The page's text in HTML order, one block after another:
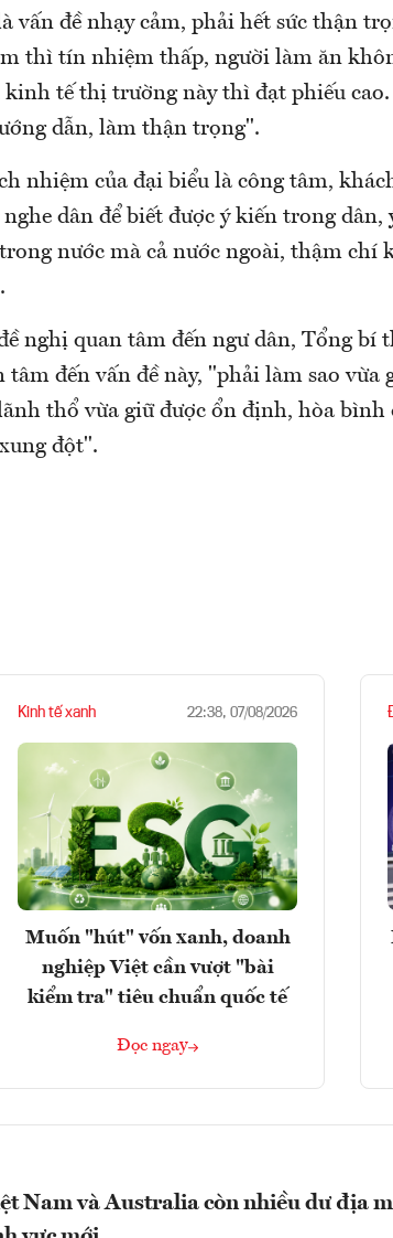
vấn đề nhạy cảm, phải hết sức thận
thì tín nhiệm thấp, người làm ăn
kinh tế thị trường này thì đạt phiếu
dẫn, làm thận trọng".
nhiệm của đại biểu là công tâm,
nghe dân để biết được ý kiến trong
nước mà cả nước ngoài, thậm chí
nghị quan tâm đến ngư dân, Tổng bí
tâm đến vấn đề này, "phải làm sao vừa
thổ vừa giữ được ổn định, hòa
đột".
Kinh tế xanh 22:38, 07/08/2026
Muốn "hút" vốn xanh, doanh
nghiệp Việt cần vượt "bài
kiểm tra" tiêu chuẩn quốc tế
Đọc ngay
Nam và Australia còn nhiều dư địa